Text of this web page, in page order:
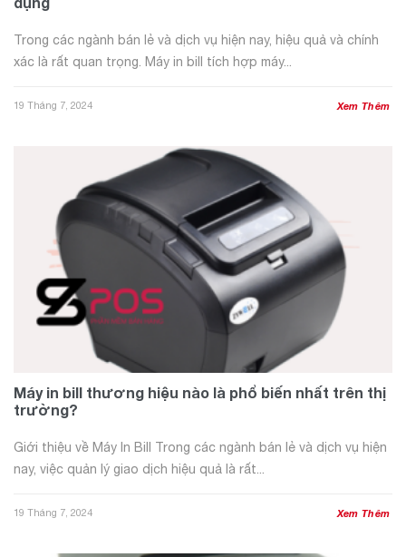
19 Tháng 7, 2024
Trong các ngành bán lẻ và dịch vụ hiện nay, hiệu quả và chính
xác là rất quan trọng. Máy in bill tích hợp máy...
Xem Thêm
Máy in bill thương hiệu nào là phổ biến nhất trên thị
trường?
19 Tháng 7, 2024
Giới thiệu về Máy In Bill Trong các ngành bán lẻ và dịch vụ hiện
nay, việc quản lý giao dịch hiệu quả là rất...
Xem Thêm